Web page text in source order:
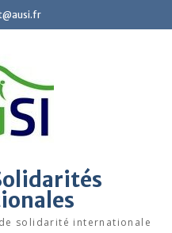
solidarité internationale